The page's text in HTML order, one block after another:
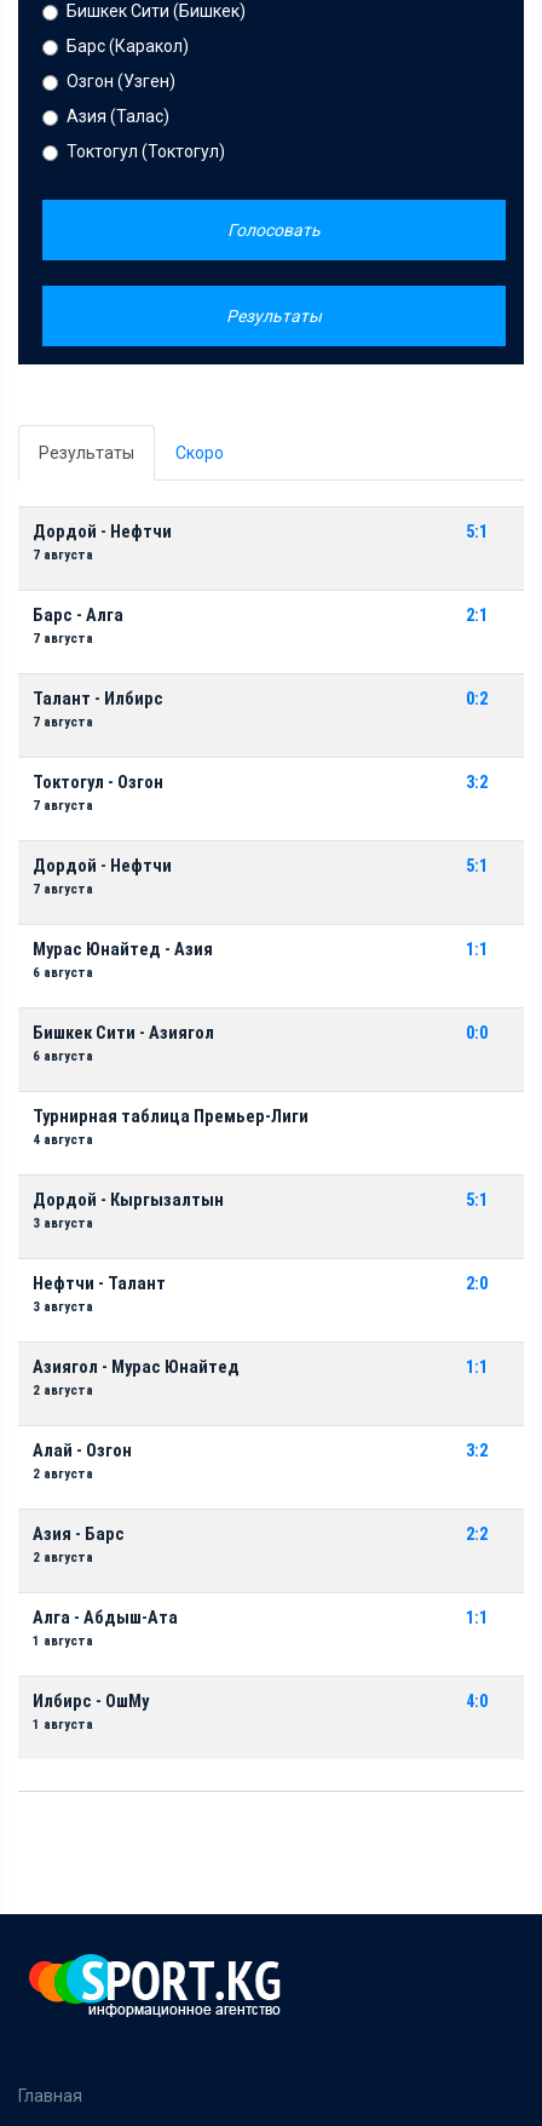
Бишкек Сити (Бишкек)
Барс (Каракол)
Озгон (Узген)
Азия (Талас)
Токтогул (Токтогул)
Голосовать
Результаты
Результаты Скоро
Дордой - Нефтчи
7 августа
5:1
Барс - Алга
7 августа
2:1
Талант - Илбирс
7 августа
0:2
Токтогул - Озгон
7 августа
3:2
Дордой - Нефтчи
7 августа
5:1
Мурас Юнайтед - Азия
6 августа
1:1
Бишкек Сити - Азиягол
6 августа
0:0
Турнирная таблица Премьер-Лиги
4 августа
Дордой - Кыргызалтын
3 августа
5:1
Нефтчи - Талант
3 августа
2:0
Азиягол - Мурас Юнайтед
2 августа
1:1
Алай - Озгон
2 августа
3:2
Азия - Барс
2 августа
2:2
Алга - Абдыш-Ата
1 августа
1:1
Илбирс - ОшМу
1 августа
4:0
Главная